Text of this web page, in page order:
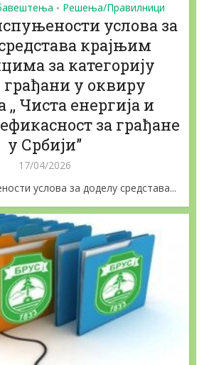
• Решења/Правилници
услова за
крајњим
за категорију
грађани у оквиру
,, Чиста енергија и
за грађане
у Србији”
17/04/2026
услова за доделу средстава...